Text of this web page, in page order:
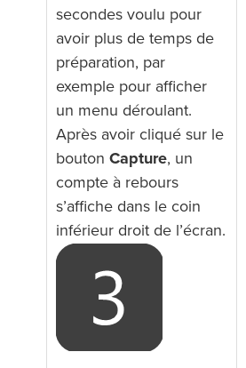
secondes voulu pour
avoir plus de temps de
préparation, par
exemple pour afficher
un menu déroulant.
Après avoir cliqué sur le
bouton Capture, un
compte à rebours
s’affiche dans le coin
inférieur droit de l’écran.